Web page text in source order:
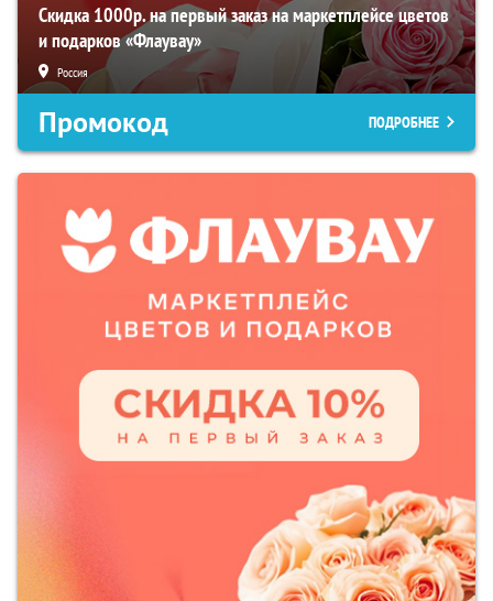
Скидка 1000р. на первый заказ на маркетплейсе цветов
и подарков «Флаувау»
Россия
Промокод ПОДРОБНЕЕ